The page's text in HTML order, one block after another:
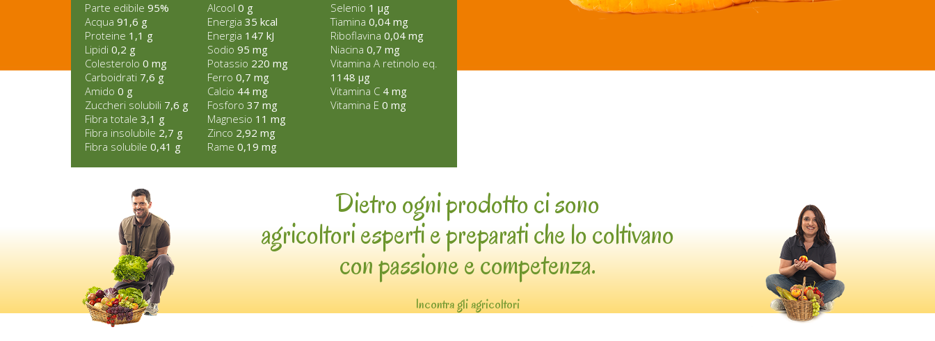
Parte edibile 95%
Acqua 91,6 g
Proteine 1,1 g
Lipidi 0,2 g
Colesterolo 0 mg
Carboidrati 7,6 g
Amido 0 g
Zuccheri solubili 7,6 g
Fibra totale 3,1 g
Fibra insolubile 2,7 g
Fibra solubile 0,41 g
Alcool0 g
Energia35 kcal
Energia 147 kJ
Sodio95 mg
Potassio 220 mg
Ferro0,7 mg
Calcio 44 mg
Fosforo37 mg
Magnesio 11 mg
Zinco 2,92 mg
Rame0,19 mg
Selenio 1 µg
Tiamina 0,04 mg
Riboflavina 0,04 mg
Niacina 0,7 mg
Vitamina A retinolo eq.
1148 µg
Vitamina C 4 mg
Vitamina E 0 mg
Dietro ogni prodotto ci sono
agricoltori esperti e preparati che lo coltivano
con passione e competenza.
Incontra gli agricoltori